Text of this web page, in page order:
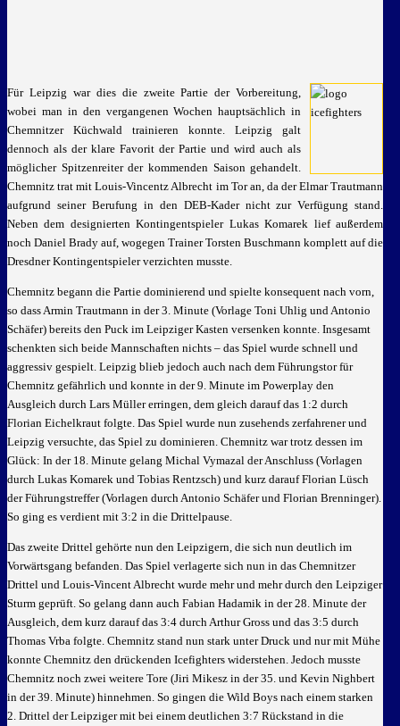
Für Leipzig war dies die zweite Partie der Vorbereitung,
wobei man in den vergangenen Wochen hauptsächlich in
Chemnitzer Küchwald trainieren konnte. Leipzig galt
dennoch als der klare Favorit der Partie und wird auch als
möglicher Spitzenreiter der kommenden Saison gehandelt.
Chemnitz trat mit Louis-Vincentz Albrecht im Tor an, da der Elmar Trautmann
aufgrund seiner Berufung in den DEB-Kader nicht zur Verfügung stand.
Neben dem designierten Kontingentspieler Lukas Komarek lief außerdem
noch Daniel Brady auf, wogegen Trainer Torsten Buschmann komplett auf die
Dresdner Kontingentspieler verzichten musste.
Chemnitz begann die Partie dominierend und spielte konsequent nach vorn,
so dass Armin Trautmann in der 3. Minute (Vorlage Toni Uhlig und Antonio
Schäfer) bereits den Puck im Leipziger Kasten versenken konnte. Insgesamt
schenkten sich beide Mannschaften nichts – das Spiel wurde schnell und
aggressiv gespielt. Leipzig blieb jedoch auch nach dem Führungstor für
Chemnitz gefährlich und konnte in der 9. Minute im Powerplay den
Ausgleich durch Lars Müller erringen, dem gleich darauf das 1:2 durch
Florian Eichelkraut folgte. Das Spiel wurde nun zusehends zerfahrener und
Leipzig versuchte, das Spiel zu dominieren. Chemnitz war trotz dessen im
Glück: In der 18. Minute gelang Michal Vymazal der Anschluss (Vorlagen
durch Lukas Komarek und Tobias Rentzsch) und kurz darauf Florian Lüsch
der Führungstreffer (Vorlagen durch Antonio Schäfer und Florian Brenninger).
So ging es verdient mit 3:2 in die Drittelpause.
Das zweite Drittel gehörte nun den Leipzigern, die sich nun deutlich im
Vorwärtsgang befanden. Das Spiel verlagerte sich nun in das Chemnitzer
Drittel und Louis-Vincent Albrecht wurde mehr und mehr durch den Leipziger
Sturm geprüft. So gelang dann auch Fabian Hadamik in der 28. Minute der
Ausgleich, dem kurz darauf das 3:4 durch Arthur Gross und das 3:5 durch
Thomas Vrba folgte. Chemnitz stand nun stark unter Druck und nur mit Mühe
konnte Chemnitz den drückenden Icefighters widerstehen. Jedoch musste
Chemnitz noch zwei weitere Tore (Jiri Mikesz in der 35. und Kevin Nighbert
in der 39. Minute) hinnehmen. So gingen die Wild Boys nach einem starken
2. Drittel der Leipziger mit bei einem deutlichen 3:7 Rückstand in die